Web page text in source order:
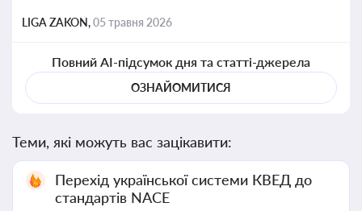
LIGA ZAKON,05 травня 2026
Повний AI-підсумок дня та статті-джерела
ОЗНАЙОМИТИСЯ
Теми, які можуть вас зацікавити:
Перехід української системи КВЕД до
стандартів NACE